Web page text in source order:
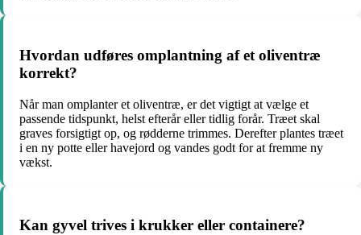
Hvordan udføres omplantning af et oliventræ
korrekt?
Når man omplanter et oliventræ, er det vigtigt at vælge et
passende tidspunkt, helst efterår eller tidlig forår. Træet skal
graves forsigtigt op, og rødderne trimmes. Derefter plantes træet
i en ny potte eller havejord og vandes godt for at fremme ny
vækst.
Kan gyvel trives i krukker eller containere?